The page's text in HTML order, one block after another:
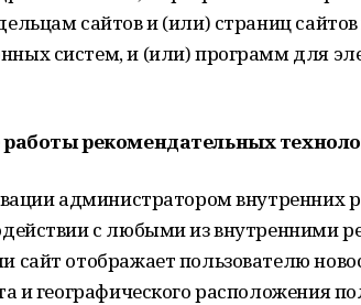
сайтов и (или) страниц
систем, и (или) программ для
рекомендательных
администратором внутренних
с любыми из внутренними
сайт отображает пользователю
и географического расположения